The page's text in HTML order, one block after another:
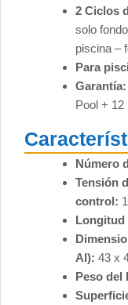
2 Ciclos
solo
piscina –
Para
Garantía:
Pool +
Número
Tensión
control:
Longitud
Al): 43 x
Peso del